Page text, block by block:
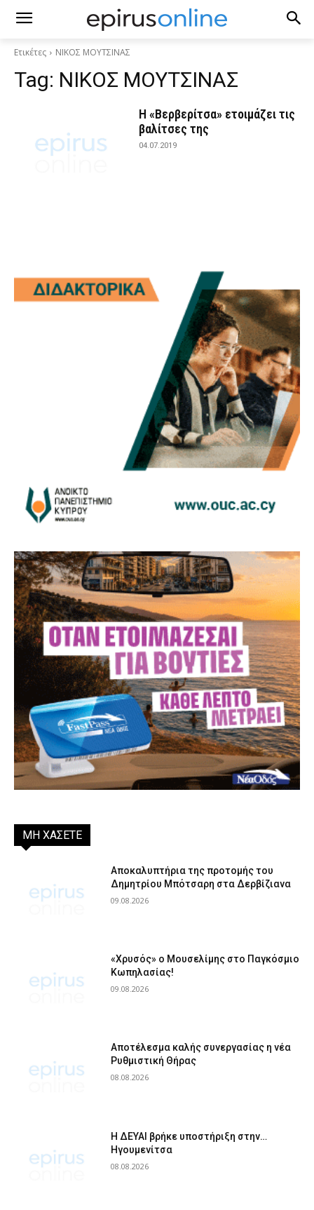
Ετικέτες ΝΙΚΟΣ ΜΟΥΤΣΙΝΑΣ
Tag: ΝΙΚΟΣ ΜΟΥΤΣΙΝΑΣ
Η «Βερβερίτσα» ετοιμάζει τις
βαλίτσες της
04.07.2019
ΜΗ ΧΑΣΕΤΕ
Αποκαλυπτήρια της προτομής του
Δημητρίου Μπότσαρη στα Δερβίζιανα
09.08.2026
«Χρυσός» ο Μουσελίμης στο Παγκόσμιο
Κωπηλασίας!
09.08.2026
Αποτέλεσμα καλής συνεργασίας η νέα
Ρυθμιστική Θήρας
08.08.2026
Η ΔΕΥΑΙ βρήκε υποστήριξη στην…
Ηγουμενίτσα
08.08.2026